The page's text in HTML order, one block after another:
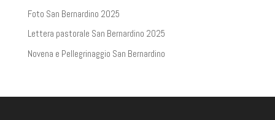
Foto San Bernardino 2025
Lettera pastorale San Bernardino 2025
Novena e Pellegrinaggio San Bernardino